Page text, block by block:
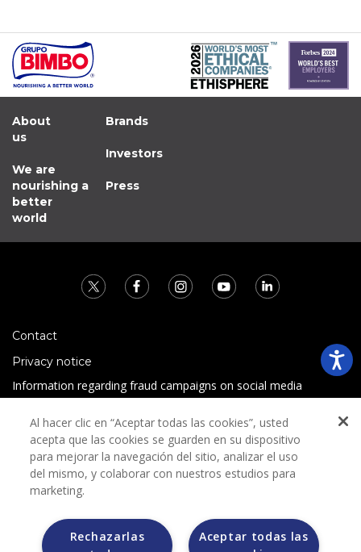
About
us
We are
nourishing a
better
world
Brands
Investors
Press
Contact
Privacy notice
Information regarding fraud campaigns on social media
Terms and conditions
Al hacer clic en “Aceptar todas las cookies”, usted
acepta que las cookies se guarden en su dispositivo
para mejorar la navegación del sitio, analizar el uso
del mismo, y colaborar con nuestros estudios para
marketing.
Aceptar todas las
Rechazarlas